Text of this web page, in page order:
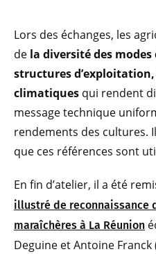
Lors des échanges, les
de la diversité des
structures
climatiques qui rendent
message technique
rendements des cultures.
que ces références sont
En fin d’atelier, il a été
illustré de reconnaissance
maraîchères à La Réunion
Deguine et Antoine Franck